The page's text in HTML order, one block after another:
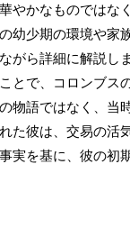
やかなものではな
幼少期の環境や家
がら詳細に解説し
とで、コロンブス
物語ではなく、当
た彼は、交易の活
を基に、彼の初